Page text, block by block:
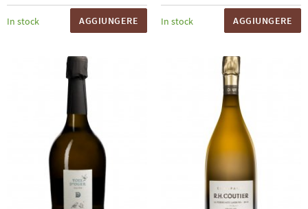
In stock AGGIUNGERE In stock AGGIUNGERE